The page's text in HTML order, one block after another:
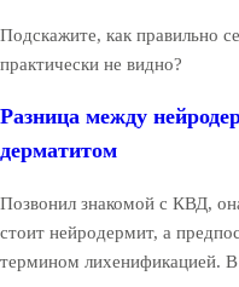
Подскажите, как правильно
практически не видно?
Разница между
дерматитом
Позвонил знакомой с КВД,
стоит нейродермит, а
термином лихенификацией.